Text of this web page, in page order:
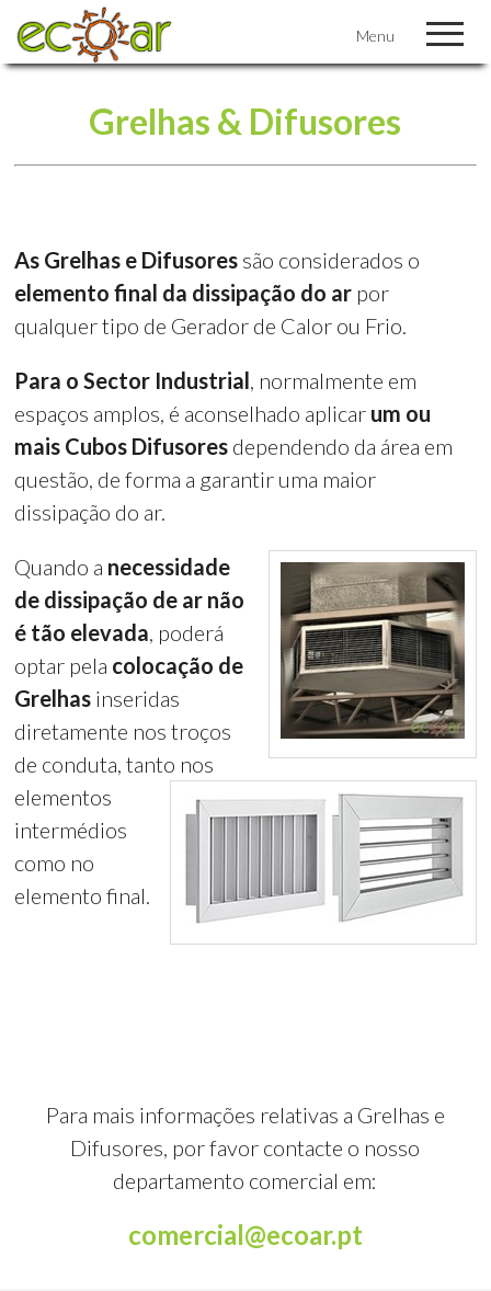
Menu
Grelhas & Difusores
As Grelhas e Difusores são considerados o
elemento final da dissipação do ar por
qualquer tipo de Gerador de Calor ou Frio.
Para o Sector Industrial, normalmente em
espaços amplos, é aconselhado aplicar um ou
mais Cubos Difusores dependendo da área em
questão, de forma a garantir uma maior
dissipação do ar.
Quando a necessidade
de dissipação de ar não
é tão elevada, poderá
optar pela colocação de
Grelhas inseridas
diretamente nos troços
de conduta, tanto nos
elementos
intermédios
como no
elemento final.
Para mais informações relativas a Grelhas e
Difusores, por favor contacte o nosso
departamento comercial em:
comercial@ecoar.pt